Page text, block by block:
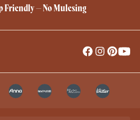
Friendly – No Mulesing